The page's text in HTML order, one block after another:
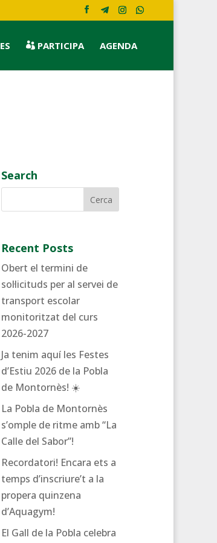
 PARTICIPA AGENDA
Search
Recent Posts
Obert el termini de
sol·licituds per al servei de
transport escolar
monitoritzat del curs
2026-2027
Ja tenim aquí les Festes
d’Estiu 2026 de la Pobla
de Montornès! ☀️
La Pobla de Montornès
s’omple de ritme amb “La
Calle del Sabor”!
Recordatori! Encara ets a
temps d’inscriure’t a la
propera quinzena
d’Aquagym!
El Gall de la Pobla celebra